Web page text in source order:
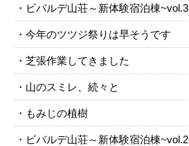
ビバルデ山荘～新体験宿泊棟~vol.3
今年のツツジ祭りは早そうです
芝張作業してきました
山のスミレ、続々と
もみじの植樹
ビバルデ山荘～新体験宿泊棟~vol.2